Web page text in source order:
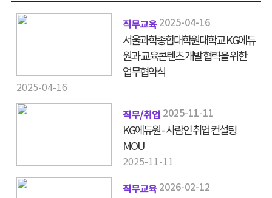
직무교육 2025-04-16
서울과학종합대학원대학교 KG에듀
원과 교육콘텐츠 개발 협력을 위한
업무협약식
2025-04-16
직무/취업 2025-11-11
KG에듀원 - 사람인 취업 컨설팅
MOU
2025-11-11
직무교육 2026-02-12